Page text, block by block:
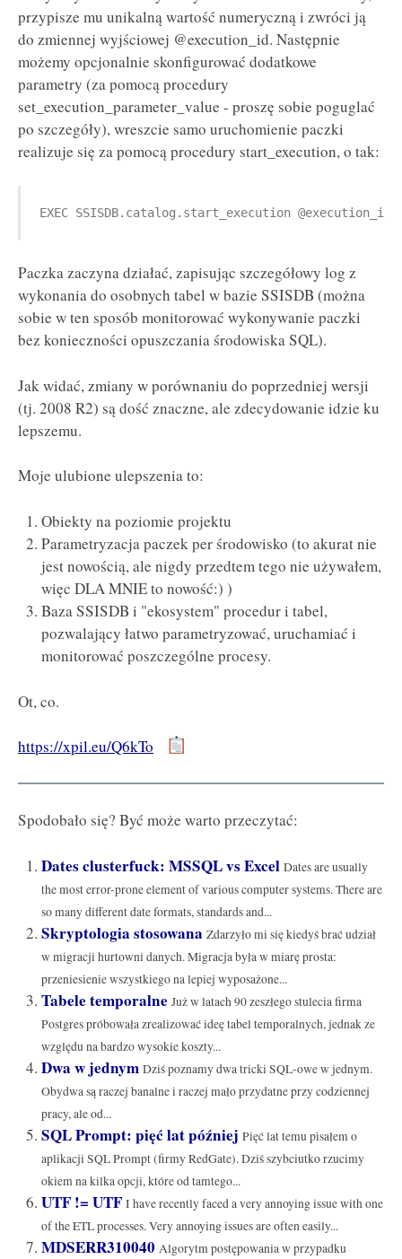
przypisze mu unikalną wartość numeryczną i zwróci ją
do zmiennej wyjściowej @execution_id. Następnie
możemy opcjonalnie skonfigurować dodatkowe
parametry (za pomocą procedury
set_execution_parameter_value - proszę sobie poguglać
po szczegóły), wreszcie samo uruchomienie paczki
realizuje się za pomocą procedury start_execution, o tak:
EXEC SSISDB.catalog.start_execution @execution_id
Paczka zaczyna działać, zapisując szczegółowy log z
wykonania do osobnych tabel w bazie SSISDB (można
sobie w ten sposób monitorować wykonywanie paczki
bez konieczności opuszczania środowiska SQL).
Jak widać, zmiany w porównaniu do poprzedniej wersji
(tj. 2008 R2) są dość znaczne, ale zdecydowanie idzie ku
lepszemu.
Moje ulubione ulepszenia to:
Obiekty na poziomie projektu
Parametryzacja paczek per środowisko (to akurat nie
jest nowością, ale nigdy przedtem tego nie używałem,
więc DLA MNIE to nowość:) )
Baza SSISDB i "ekosystem" procedur i tabel,
pozwalający łatwo parametryzować, uruchamiać i
monitorować poszczególne procesy.
Ot, co.
https://xpil.eu/Q6kTo
Spodobało się? Być może warto przeczytać:
Dates clusterfuck: MSSQL vs Excel Dates are usually
the most error-prone element of various computer systems. There are
so many different date formats, standards and...
Skryptologia stosowana Zdarzyło mi się kiedyś brać udział
w migracji hurtowni danych. Migracja była w miarę prosta:
przeniesienie wszystkiego na lepiej wyposażone...
Tabele temporalne Już w latach 90 zeszłego stulecia firma
Postgres próbowała zrealizować ideę tabel temporalnych, jednak ze
względu na bardzo wysokie koszty...
Dwa w jednym Dziś poznamy dwa tricki SQL-owe w jednym.
Obydwa są raczej banalne i raczej mało przydatne przy codziennej
pracy, ale od...
SQL Prompt: pięć lat później Pięć lat temu pisałem o
aplikacji SQL Prompt (firmy RedGate). Dziś szybciutko rzucimy
okiem na kilka opcji, które od tamtego...
UTF != UTF I have recently faced a very annoying issue with one
of the ETL processes. Very annoying issues are often easily...
MDSERR310040 Algorytm postępowania w przypadku